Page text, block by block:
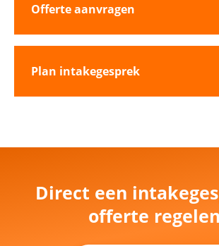
Offerte aanvragen
Plan intakegesprek
Direct een
offerte